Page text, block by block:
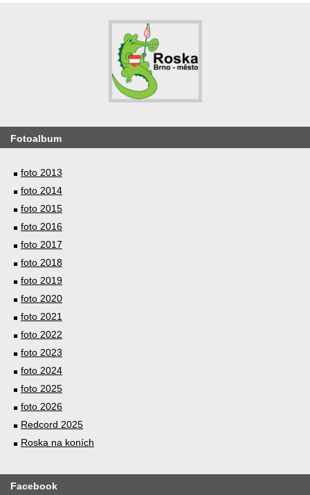
Fotoalbum
foto 2013
foto 2014
foto 2015
foto 2016
foto 2017
foto 2018
foto 2019
foto 2020
foto 2021
foto 2022
foto 2023
foto 2024
foto 2025
foto 2026
Redcord 2025
Roska na koních
Facebook